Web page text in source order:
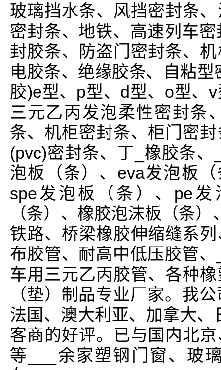
玻璃挡水条、风挡密封条
密封条、地铁、高速列车
封胶条、防盗门密封条、
电胶条、绝缘胶条、自粘
胶)e型、p型、d型、o型、
三元乙丙发泡柔性密封条
条、机柜密封条、柜门密
(pvc)密封条、丁_橡胶条
泡板（条）、eva发泡板
spe发泡板（条）、pe
（条）、橡胶泡沫板（条
铁路、桥梁橡胶伸缩缝系
布胶管、耐高中低压胶管
车用三元乙丙胶管、各种
（垫）制品专业厂家。我
法国、澳大利亚、加拿大
客商的好评。已与国内北
等___余家塑钢门窗、玻